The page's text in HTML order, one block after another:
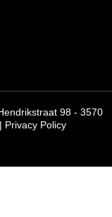
98 - 3570
Privacy Policy